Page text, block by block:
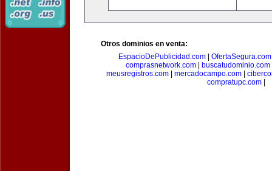
Otros dominios en venta:
EspacioDePublicidad.com| OfertaSegura.com
comprasnetwork.com
buscatudominio.com
meusregistros.com| mercadocampo.com|
compratupc.com